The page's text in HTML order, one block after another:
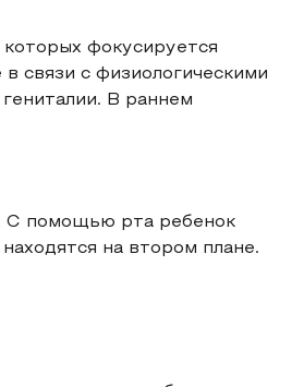
фокусируется
связи с физиологическими
В раннем
С помощью рта ребенок
на втором плане.